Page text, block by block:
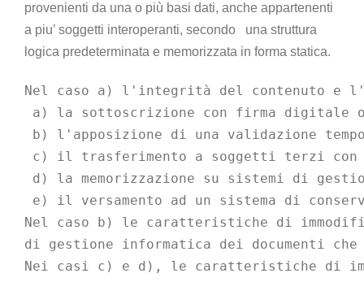
provenienti da una o più basi dati, anche appartenenti
a piu’ soggetti interoperanti, secondo una struttura
logica predeterminata e memorizzata in forma statica.
Nel caso a) l'integrità del contenuto e
a) la sottoscrizione con firma digitale
b) l'apposizione di una validazione
c) il trasferimento a soggetti terzi con
d) la memorizzazione su sistemi di
e) il versamento ad un sistema di
Nel caso b) le caratteristiche di
di gestione informatica dei documenti
Nei casi c) e d), le caratteristiche di